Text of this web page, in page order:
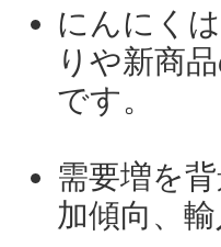
にんにく
りや新商
です。
需要増を
加傾向、